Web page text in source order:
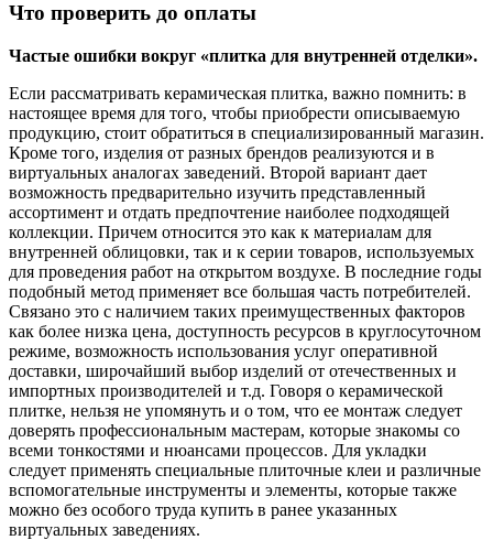
Что проверить до оплаты
Частые ошибки вокруг «плитка для внутренней отделки».
Если рассматривать керамическая плитка, важно помнить: в
настоящее время для того, чтобы приобрести описываемую
продукцию, стоит обратиться в специализированный магазин.
Кроме того, изделия от разных брендов реализуются и в
виртуальных аналогах заведений. Второй вариант дает
возможность предварительно изучить представленный
ассортимент и отдать предпочтение наиболее подходящей
коллекции. Причем относится это как к материалам для
внутренней облицовки, так и к серии товаров, используемых
для проведения работ на открытом воздухе. В последние годы
подобный метод применяет все большая часть потребителей.
Связано это с наличием таких преимущественных факторов
как более низка цена, доступность ресурсов в круглосуточном
режиме, возможность использования услуг оперативной
доставки, широчайший выбор изделий от отечественных и
импортных производителей и т.д. Говоря о керамической
плитке, нельзя не упомянуть и о том, что ее монтаж следует
доверять профессиональным мастерам, которые знакомы со
всеми тонкостями и нюансами процессов. Для укладки
следует применять специальные плиточные клеи и различные
вспомогательные инструменты и элементы, которые также
можно без особого труда купить в ранее указанных
виртуальных заведениях.